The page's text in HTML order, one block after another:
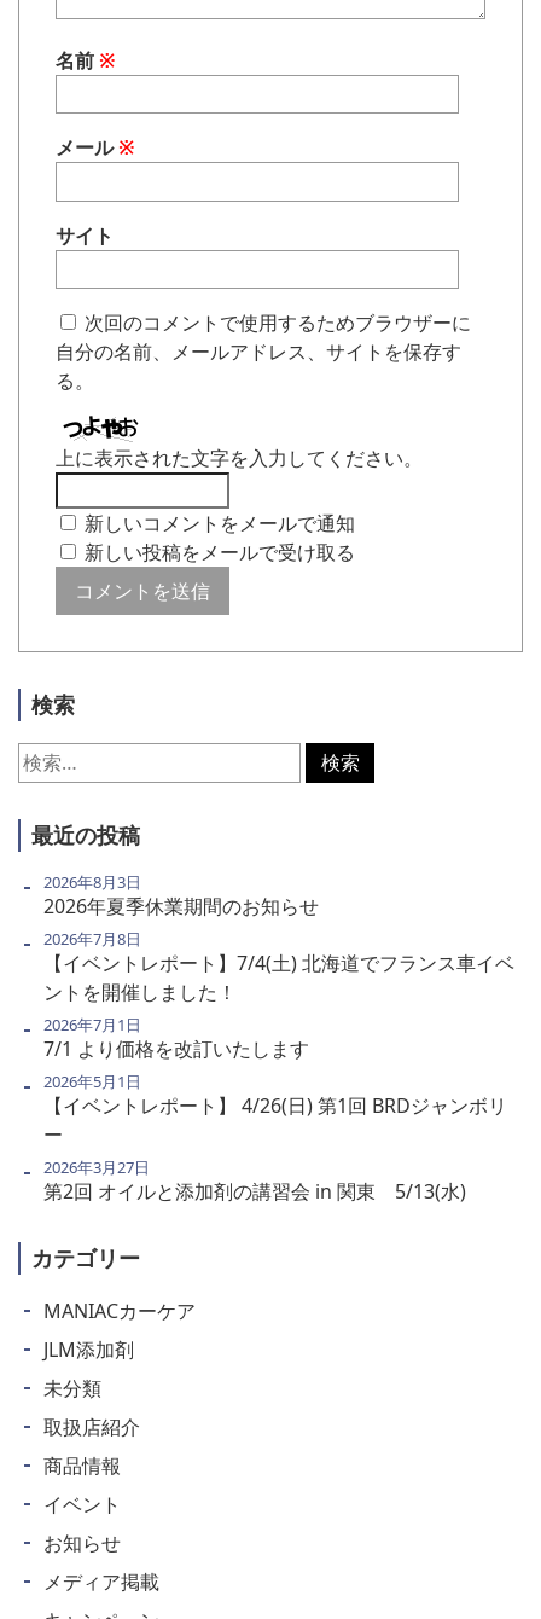
名前 ※
メール※
サイト
次回のコメントで使用するためブラウザーに
自分の名前、メールアドレス、サイトを保存す
る。
上に表示された文字を入力してください。
新しいコメントをメールで通知
新しい投稿をメールで受け取る
検索
検
索:
最近の投稿
2026年夏季休業期間のお知らせ
2026年8月3日
【イベントレポート】7/4(土) 北海道でフランス車イベ
ントを開催しました！
2026年7月8日
7/1 より価格を改訂いたします
2026年7月1日
【イベントレポート】 4/26(日) 第1回 BRDジャンボリ
ー
2026年5月1日
第2回 オイルと添加剤の講習会 in 関東 5/13(水)
2026年3月27日
カテゴリー
MANIACカーケア
JLM添加剤
未分類
取扱店紹介
商品情報
イベント
お知らせ
メディア掲載